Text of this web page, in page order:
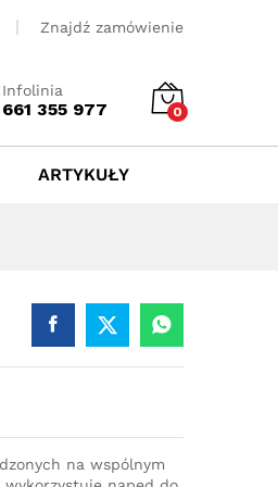
Znajdź zamówienie
Infolinia
661 355 977 0
ARTYKUŁY
na wspólnym
Dodaj do koszyka